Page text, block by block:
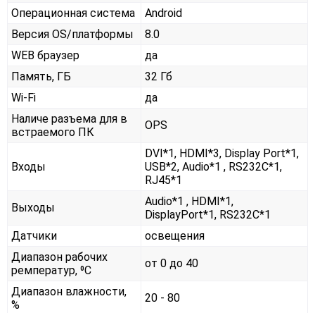
Операционная система
Android
Версия OS/платформы
8.0
WEB браузер
да
Память, ГБ
32 Гб
Wi-Fi
да
Наличе разъема для в
встраемого ПК
OPS
Входы
DVI*1, HDMI*3, Display Port*1,
USB*2, Audio*1 , RS232С*1,
RJ45*1
Выходы
Audio*1 , HDMI*1,
DisplayPort*1, RS232С*1
Датчики
освещения
Диапазон рабочих
ремператур, ⁰С
от 0 до 40
Диапазон влажности,
%
20 - 80